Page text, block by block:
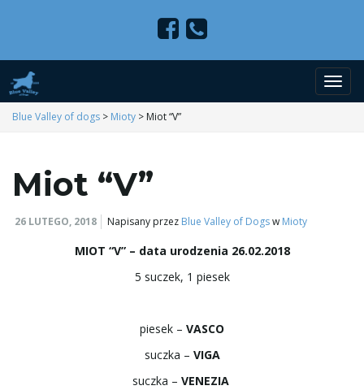
Blue Valley of dogs > Mioty > Miot “V”
Miot “V”
26 LUTEGO, 2018 Napisany przez Blue Valley of Dogsw Mioty
MIOT “V” – data urodzenia 26.02.2018
5 suczek, 1 piesek
piesek – VASCO
suczka – VIGA
suczka – VENEZIA